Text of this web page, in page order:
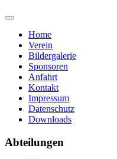
Home
Verein
Bildergalerie
Sponsoren
Anfahrt
Kontakt
Impressum
Datenschutz
Downloads
Abteilungen